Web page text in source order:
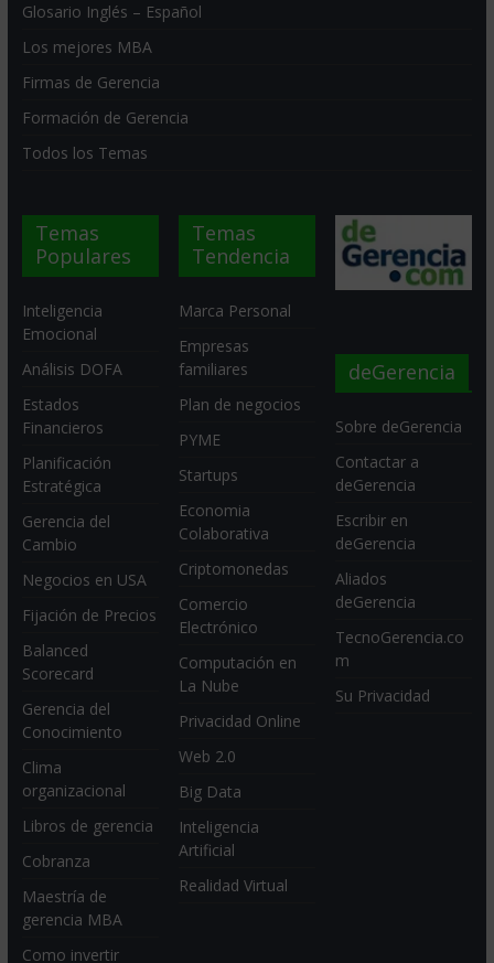
Glosario Inglés – Español
Los mejores MBA
Firmas de Gerencia
Formación de Gerencia
Todos los Temas
Temas
Populares
Inteligencia
Emocional
Análisis DOFA
Estados
Financieros
Planificación
Estratégica
Gerencia del
Cambio
Negocios en USA
Fijación de Precios
Balanced
Scorecard
Gerencia del
Conocimiento
Clima
organizacional
Libros de gerencia
Cobranza
Maestría de
gerencia MBA
Como invertir
Temas
Tendencia
Marca Personal
Empresas
familiares
Plan de negocios
PYME
Startups
Economia
Colaborativa
Criptomonedas
Comercio
Electrónico
Computación en
La Nube
Privacidad Online
Web 2.0
Big Data
Inteligencia
Artificial
Realidad Virtual
deGerencia
Sobre deGerencia
Contactar a
deGerencia
Escribir en
deGerencia
Aliados
deGerencia
TecnoGerencia.co
m
Su Privacidad